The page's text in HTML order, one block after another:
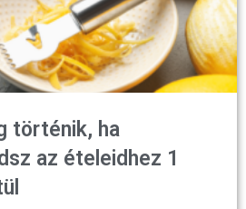
történik, ha
az ételeidhez 1